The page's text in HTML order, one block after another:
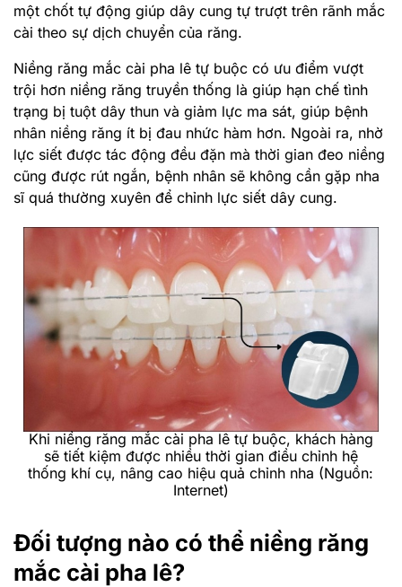
một chốt tự động giúp dây cung tự trượt trên rãnh mắc
cài theo sự dịch chuyển của răng.
Niềng răng mắc cài pha lê tự buộc có ưu điểm vượt
trội hơn niềng răng truyền thống là giúp hạn chế tình
trạng bị tuột dây thun và giảm lực ma sát, giúp bệnh
nhân niềng răng ít bị đau nhức hàm hơn. Ngoài ra, nhờ
lực siết được tác động đều đặn mà thời gian đeo niềng
cũng được rút ngắn, bệnh nhân sẽ không cần gặp nha
sĩ quá thường xuyên để chỉnh lực siết dây cung.
Khi niềng răng mắc cài pha lê tự buộc, khách hàng
sẽ tiết kiệm được nhiều thời gian điều chỉnh hệ
thống khí cụ, nâng cao hiệu quả chỉnh nha (Nguồn:
Internet)
Đối tượng nào có thể niềng răng
mắc cài pha lê?